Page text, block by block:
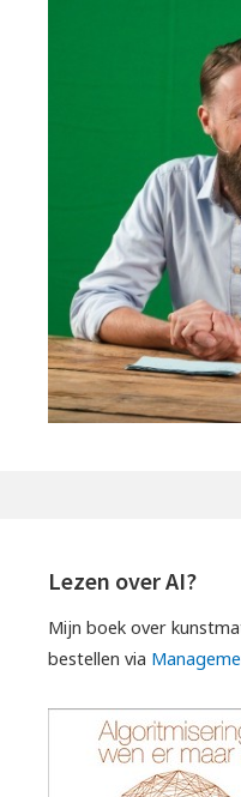
Lezen over AI?
Mijn boek over
bestellen via